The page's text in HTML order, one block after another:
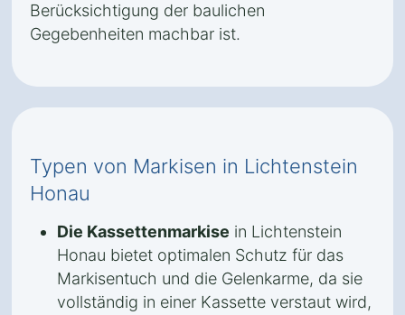
Berücksichtigung der baulichen
Gegebenheiten machbar ist.
Typen von Markisen in Lichtenstein
Honau
Die Kassettenmarkise in Lichtenstein
Honau bietet optimalen Schutz für das
Markisentuch und die Gelenkarme, da sie
vollständig in einer Kassette verstaut wird,